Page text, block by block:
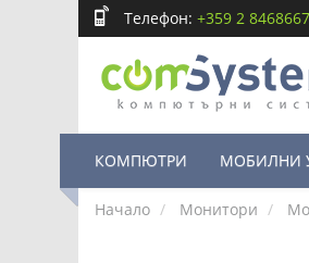
Телефон: +359 2 8468667
КОМПЮТРИ МОБИЛНИ
Начало Монитори